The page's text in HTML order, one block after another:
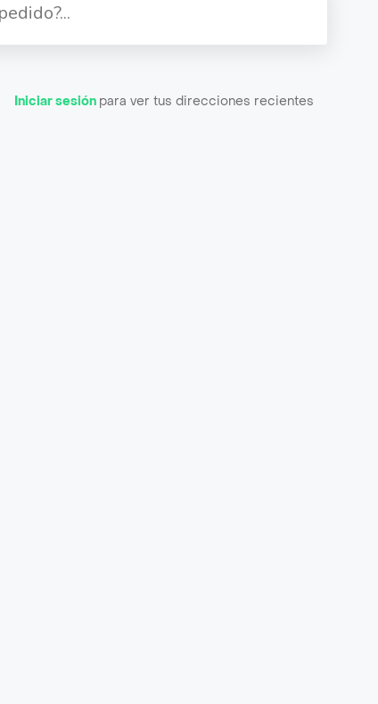
Iniciar sesión para ver tus direcciones recientes